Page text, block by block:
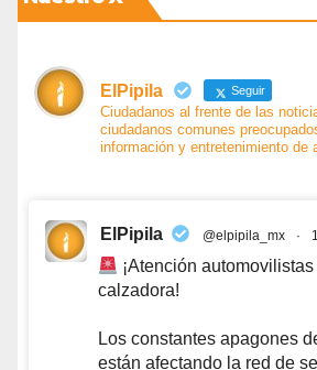
ElPipila Seguir
Ciudadanos al frente de las
ciudadanos comunes
información y entretenimiento de
ElPipila @elpipila_mx ·
¡Atención
calzadora!
Los constantes apagones
están afectando la red de